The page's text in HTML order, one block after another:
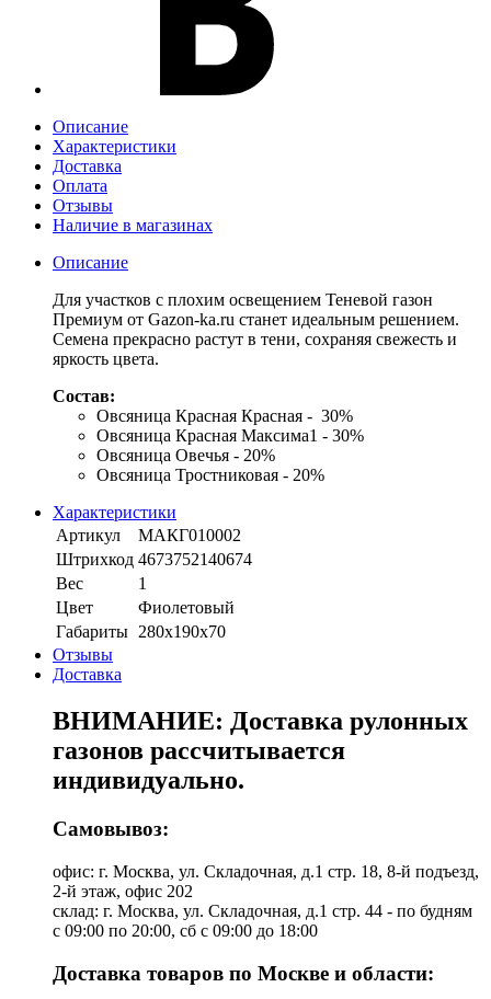
Описание
Характеристики
Доставка
Оплата
Отзывы
Наличие в магазинах
Описание
Для участков с плохим освещением Теневой газон
Премиум от Gazon-ka.ru станет идеальным решением.
Семена прекрасно растут в тени, сохраняя свежесть и
яркость цвета.
Состав:
Овсяница Красная Красная - 30%
Овсяница Красная Максима1 - 30%
Овсяница Овечья - 20%
Овсяница Тростниковая - 20%
Характеристики
Артикул
МАКГ010002
Штрихкод 4673752140674
Вес
1
Цвет
Фиолетовый
Габариты 280х190х70
Отзывы
Доставка
ВНИМАНИЕ: Доставка рулонных
газонов рассчитывается
индивидуально.
Самовывоз:
офис: г. Москва, ул. Складочная, д.1 стр. 18, 8-й подъезд,
2-й этаж, офис 202
склад: г. Москва, ул. Складочная, д.1 стр. 44 - по будням
с 09:00 по 20:00, сб с 09:00 до 18:00
Доставка товаров по Москве и области: